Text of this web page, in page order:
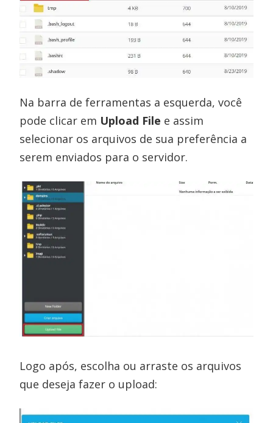
Na barra de ferramentas a esquerda, você
pode clicar em Upload File e assim
selecionar os arquivos de sua preferência a
serem enviados para o servidor.
Logo após, escolha ou arraste os arquivos
que deseja fazer o upload: